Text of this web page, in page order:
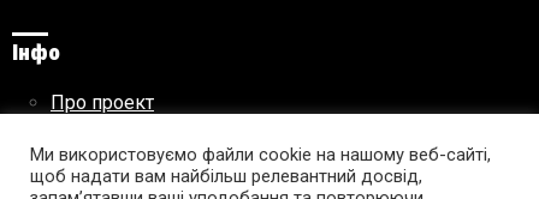
Інфо
Про проект
Правила використання матеріалів
Ми використовуємо файли cookie на нашому веб-сайті,
щоб надати вам найбільш релевантний досвід,